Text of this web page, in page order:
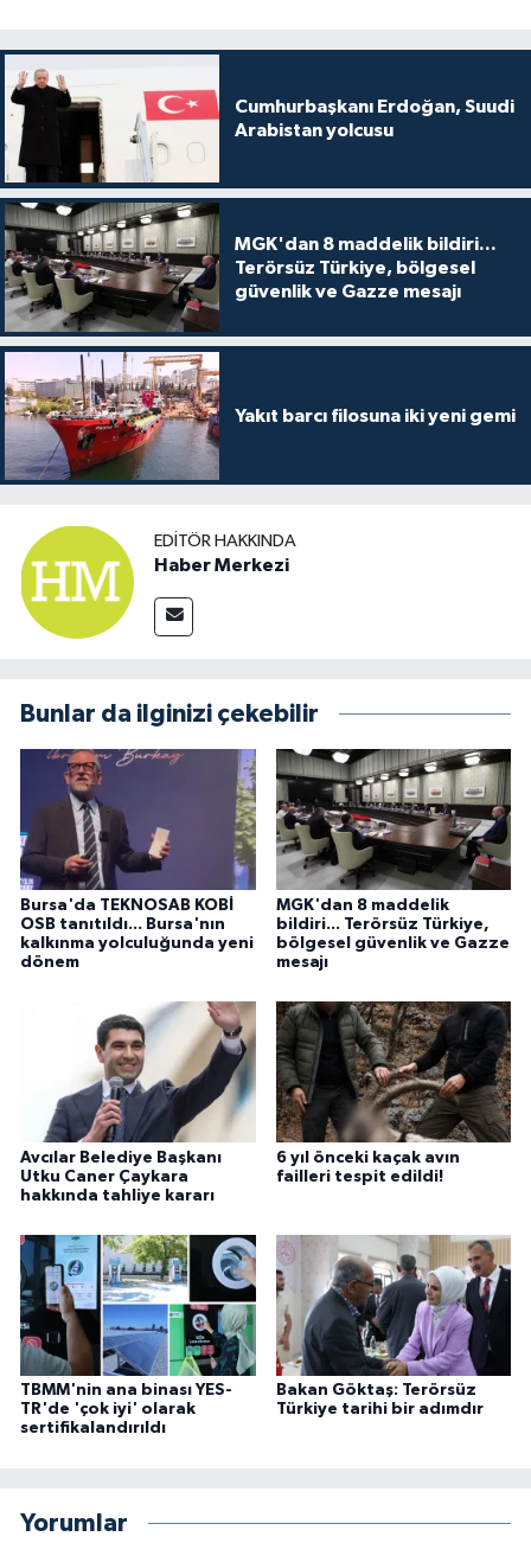
Cumhurbaşkanı Erdoğan, Suudi
Arabistan yolcusu
MGK'dan 8 maddelik bildiri...
Terörsüz Türkiye, bölgesel
güvenlik ve Gazze mesajı
Yakıt barcı filosuna iki yeni gemi
EDITÖR HAKKINDA
Haber Merkezi
Bunlar da ilginizi çekebilir
Bursa'da TEKNOSAB KOBİ
OSB tanıtıldı... Bursa'nın
kalkınma yolculuğunda yeni
dönem
MGK'dan 8 maddelik
bildiri... Terörsüz Türkiye,
bölgesel güvenlik ve Gazze
mesajı
Avcılar Belediye Başkanı
Utku Caner Çaykara
hakkında tahliye kararı
6 yıl önceki kaçak avın
failleri tespit edildi!
TBMM'nin ana binası YES-
TR'de 'çok iyi' olarak
sertifikalandırıldı
Bakan Göktaş: Terörsüz
Türkiye tarihi bir adımdır
Yorumlar